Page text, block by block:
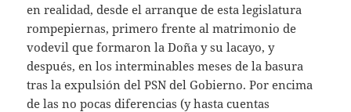
en realidad, desde el arranque de esta legislatura
rompepiernas, primero frente al matrimonio de
vodevil que formaron la Doña y su lacayo, y
después, en los interminables meses de la basura
tras la expulsión del PSN del Gobierno. Por encima
de las no pocas diferencias (y hasta cuentas